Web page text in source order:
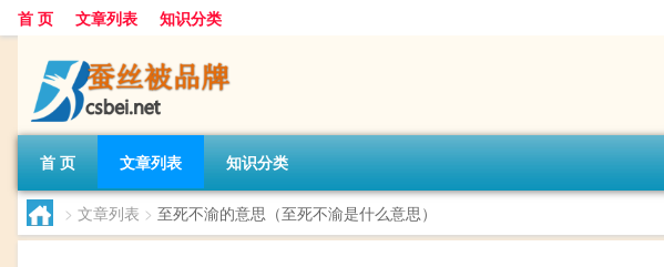
首 页 文章列表 知识分类
首 页 文章列表 知识分类
> 文章列表 > 至死不渝的意思（至死不渝是什么意思）